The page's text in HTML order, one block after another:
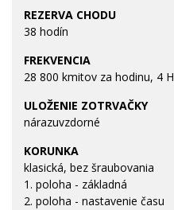
REZERVA CHODU
38 hodín
FREKVENCIA
28 800 kmitov za hodinu, 4
ULOŽENIE ZOTRVAČKY
nárazuvzdorné
KORUNKA
klasická, bez šraubovania
1. poloha - základná
2. poloha - nastavenie času